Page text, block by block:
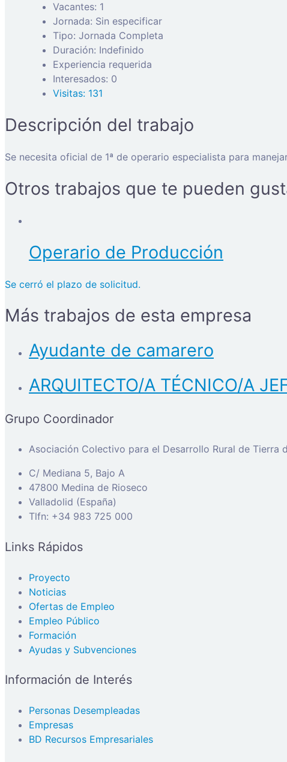
Vacantes: 1
Jornada: Sin especificar
Tipo: Jornada Completa
Duración: Indefinido
Experiencia requerida
Interesados: 0
Visitas: 131
Descripción del trabajo
Se necesita oficial de 1ª de operario especialista para
Otros trabajos que te pueden
Operario de Producción
Se cerró el plazo de solicitud.
Más trabajos de esta empresa
Ayudante de camarero
ARQUITECTO/A TÉCNICO/A
Grupo Coordinador
Asociación Colectivo para el Desarrollo Rural de Tierra
C/ Mediana 5, Bajo A
47800 Medina de Rioseco
Valladolid (España)
Tlfn: +34 983 725 000
Links Rápidos
Proyecto
Noticias
Ofertas de Empleo
Empleo Público
Formación
Ayudas y Subvenciones
Información de Interés
Personas Desempleadas
Empresas
BD Recursos Empresariales